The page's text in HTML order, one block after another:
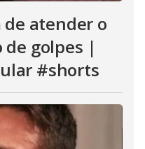
atender o
golpes |
#shorts